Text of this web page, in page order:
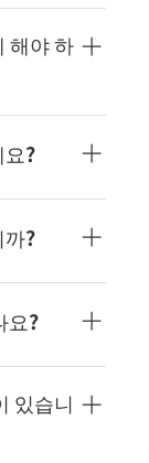
하십시
서비스
해야 하
를 하시려면,
취소」버튼
라서는, 취
?
없습니다.수
이지 등을
록 부탁드
우편 번호
때문에, 충
경우는, 우
불필요합니
?
상태로 인도
나 세관 검
가 책임을
분 해외 발
게 연락 후
해 주십시
다.
요?
탠다드 익스
경우는 이하
십시오.받
있습니